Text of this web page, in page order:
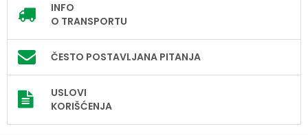
INFO
O TRANSPORTU
ČESTO POSTAVLJANA PITANJA
USLOVI
KORIŠĆENJA